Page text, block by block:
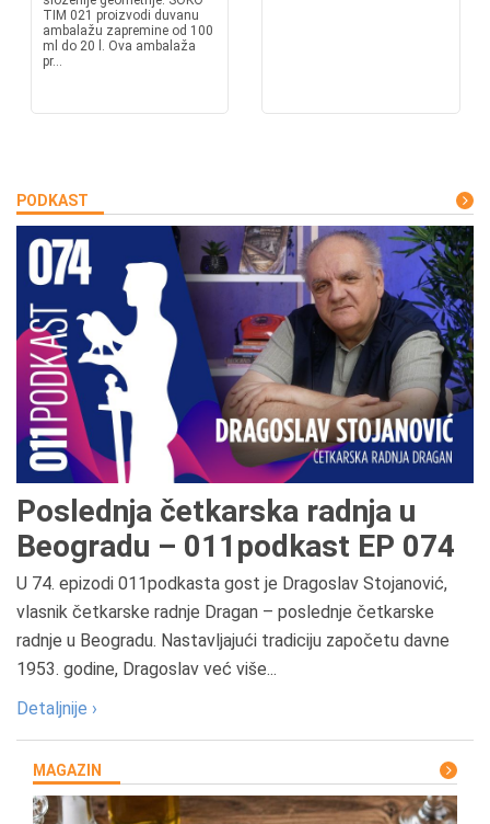
TIM 021 proizvodi duvanu
ambalažu zapremine od 100
ml do 20 l. Ova ambalaža
pr...
PODKAST
Poslednja četkarska radnja u
Beogradu – 011podkast EP 074
U 74. epizodi 011podkasta gost je Dragoslav Stojanović,
vlasnik četkarske radnje Dragan – poslednje četkarske
radnje u Beogradu. Nastavljajući tradiciju započetu davne
1953. godine, Dragoslav već više...
Detaljnije ›
MAGAZIN